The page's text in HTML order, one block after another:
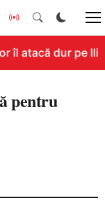
îl atacă dur pe
pentru